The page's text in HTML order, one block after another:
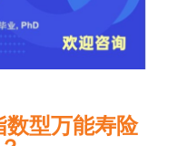
型万能寿险